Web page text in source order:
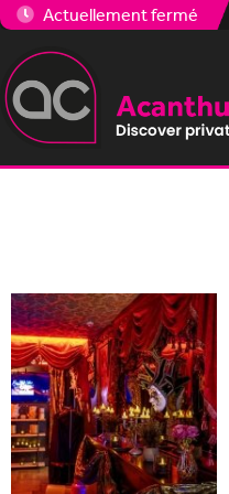
Actuellement fermé